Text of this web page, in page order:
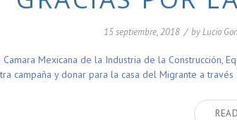
15 septiembre, 2018 / byLucio
Mexicana de la Industria de la
campaña y donar para la casa del Migrante a